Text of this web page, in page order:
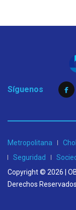
Síguenos
Metropolitana
Seguridad
Copyright © 2026 |
Derechos Reservados